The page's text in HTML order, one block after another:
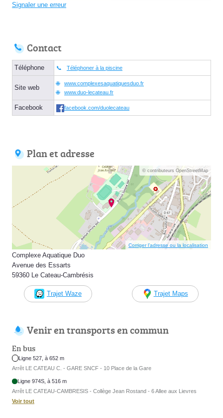
Signaler une erreur
Contact
Téléphone Téléphoner à la piscine
Site web
www.complexesaquatiquesduo.fr
www.duo-lecateau.fr
Facebook facebook.com/duolecateau
Plan et adresse
© contributeurs OpenStreetMap
Corriger l’adresse ou la localisation
Complexe Aquatique Duo
Avenue des Essarts
59360 Le Cateau-Cambrésis
Trajet Waze Trajet Maps
Venir en transports en commun
En bus
Ligne 527, à 652 m
Arrêt LE CATEAU C. - GARE SNCF - 10 Place de la Gare
Ligne 974S, à 516 m
Arrêt LE CATEAU-CAMBRESIS - Collège Jean Rostand - 6 Allee aux Lievres
Voir tout